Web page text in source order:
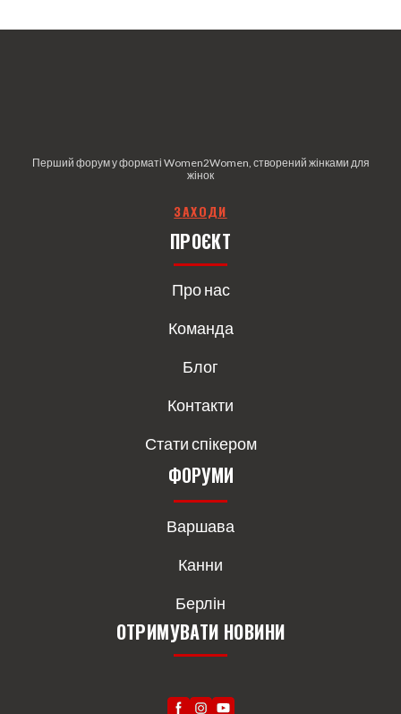
Перший форум у форматі Women2Women, створений жінками для
жінок
ЗАХОДИ
ПРОЄКТ
Про нас
Команда
Блог
Контакти
Стати спікером
ФОРУМИ
Варшава
Канни
Берлін
ОТРИМУВАТИ НОВИНИ